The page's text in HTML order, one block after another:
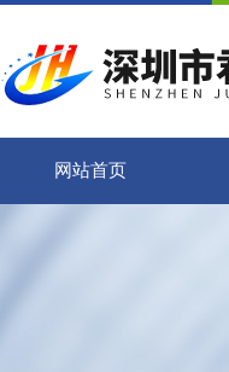
网站首页